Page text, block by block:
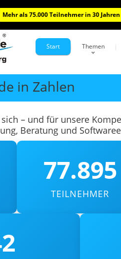
Mehr als 75.000 Teilnehmer in 30 Jahren
Start Themen
in Zahlen
– und für unsere
Beratung und
77.895
TEILNEHMER